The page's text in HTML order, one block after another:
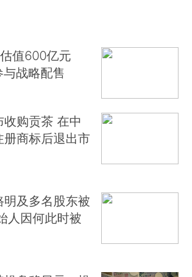
值600亿元
战略配售
收购贡茶 在中
册商标后退出市
明及多名股东被
人因何此时被